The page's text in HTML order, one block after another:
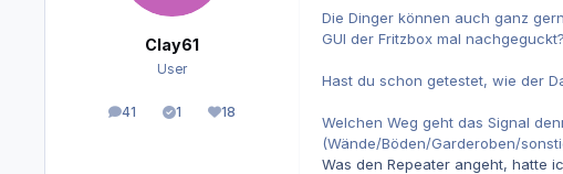
Clay61
User
41
Beiträge1
Lösungen
18
Reputation
Die Dinger können auch ganz
GUI der Fritzbox mal nachgeguckt?
Hast du schon getestet, wie der
Welchen Weg geht das Signal
(Wände/Böden/Garderoben/
Was den Repeater angeht, hatte